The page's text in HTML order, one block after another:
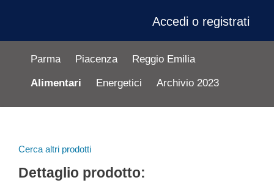
Accedi o registrati
Parma Piacenza Reggio Emilia
Alimentari Energetici Archivio 2023
Cerca altri prodotti
Dettaglio prodotto: